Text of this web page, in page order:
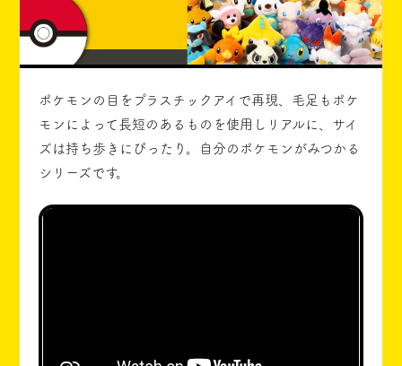
ポケモンの目をプラスチックアイで再現、毛足もポケ
モンによって長短のあるものを使用しリアルに、サイ
ズは持ち歩きにぴったり。自分のポケモンがみつかる
シリーズです。